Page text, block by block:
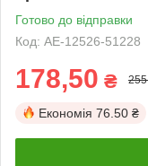
Готово до відправки
Код: AE-12526-51228
178,50 ₴
Економія 76.50 ₴